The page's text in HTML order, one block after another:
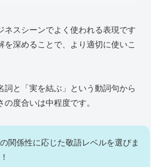
ネスシーンでよく使われる表現です
深めることで、より適切に使いこ
詞と「実を結ぶ」という動詞句から
度合いは中程度です。
関係性に応じた敬語レベルを選びま